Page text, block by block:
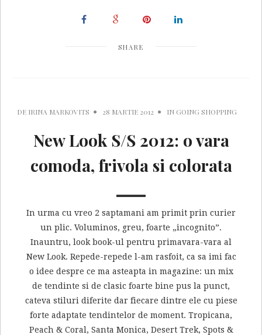
SHARE
DE IRINA MARKOVITS 28 MARTIE 2012 IN GOING SHOPPING
New Look S/S 2012: o vara
comoda, frivola si colorata
In urma cu vreo 2 saptamani am primit prin curier
un plic. Voluminos, greu, foarte „incognito”.
Inauntru, look book-ul pentru primavara-vara al
New Look. Repede-repede l-am rasfoit, ca sa imi fac
o idee despre ce ma asteapta in magazine: un mix
de tendinte si de clasic foarte bine pus la punct,
cateva stiluri diferite dar fiecare dintre ele cu piese
forte adaptate tendintelor de moment. Tropicana,
Peach & Coral, Santa Monica, Desert Trek, Spots &